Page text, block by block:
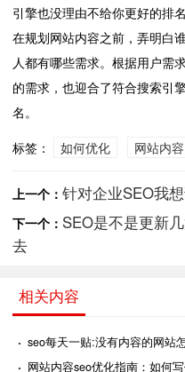
引擎也没理由不给你更好的排名
在规划网站内容之前，弄明白
人都有哪些需求。根据用户需
的需求，也迎合了符合搜索引
名。
标签：
如何优化 网站内容
上一个： 针对企业SEO我
下一个： SEO是不是更新
去
相关内容
· seo每天一贴:没有内容的网站
· 网站内容seo优化指南：如何写